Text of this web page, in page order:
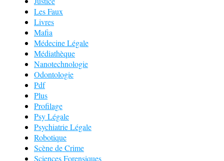
Les Faux
Livres
Mafia
Médecine Légale
Médiathèque
Nanotechnologie
Odontologie
Pdf
Plus
Profilage
Psy Légale
Psychiatrie Légale
Robotique
Scène de Crime
Sciences Forensiques